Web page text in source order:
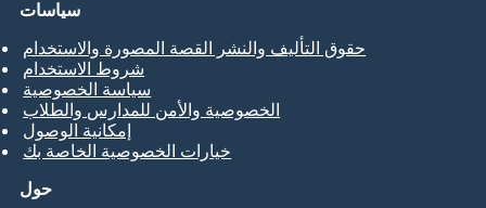
حول
سياسات
حقوق التأليف والنشر القصة المصورة والاستخدام
شروط الاستخدام
سياسة الخصوصية
الخصوصية والأمن للمدارس والطلاب
إمكانية الوصول
خيارات الخصوصية الخاصة بك